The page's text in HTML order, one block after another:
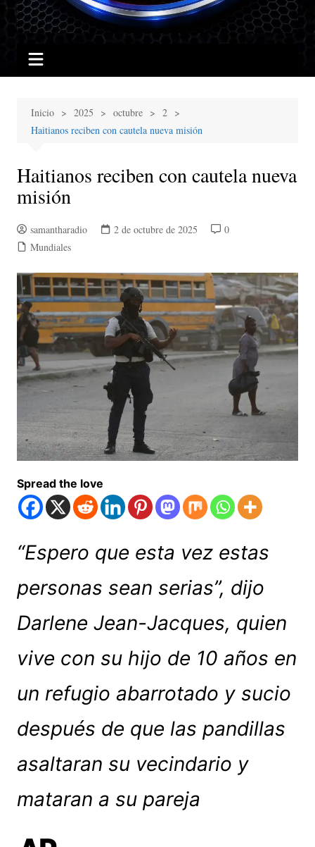
Inicio 2025 octubre
2
Haitianos reciben con cautela nueva misión
Haitianos reciben con cautela nueva
misión
samantharadio 2 de octubre de 2025
0
Mundiales
Spread the love
“Espero que esta vez estas
personas sean serias”, dijo
Darlene Jean-Jacques, quien
vive con su hijo de 10 años en
un refugio abarrotado y sucio
después de que las pandillas
asaltaran su vecindario y
mataran a su pareja